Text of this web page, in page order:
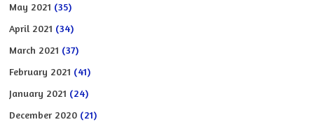
May 2021 (35)
April 2021 (34)
March 2021 (37)
February 2021 (41)
January 2021 (24)
December 2020 (21)